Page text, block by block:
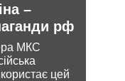
–
рф
МКС
цей